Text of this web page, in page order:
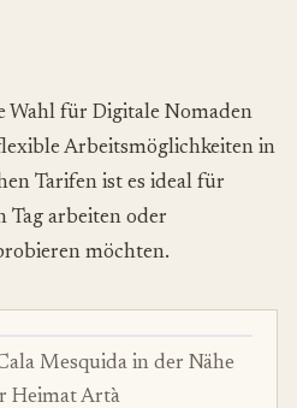
Wahl für Digitale Nomaden
Arbeitsmöglichkeiten in
Tarifen ist es ideal für
Tag arbeiten oder
möchten.
Mesquida in der Nähe
Heimat Artà